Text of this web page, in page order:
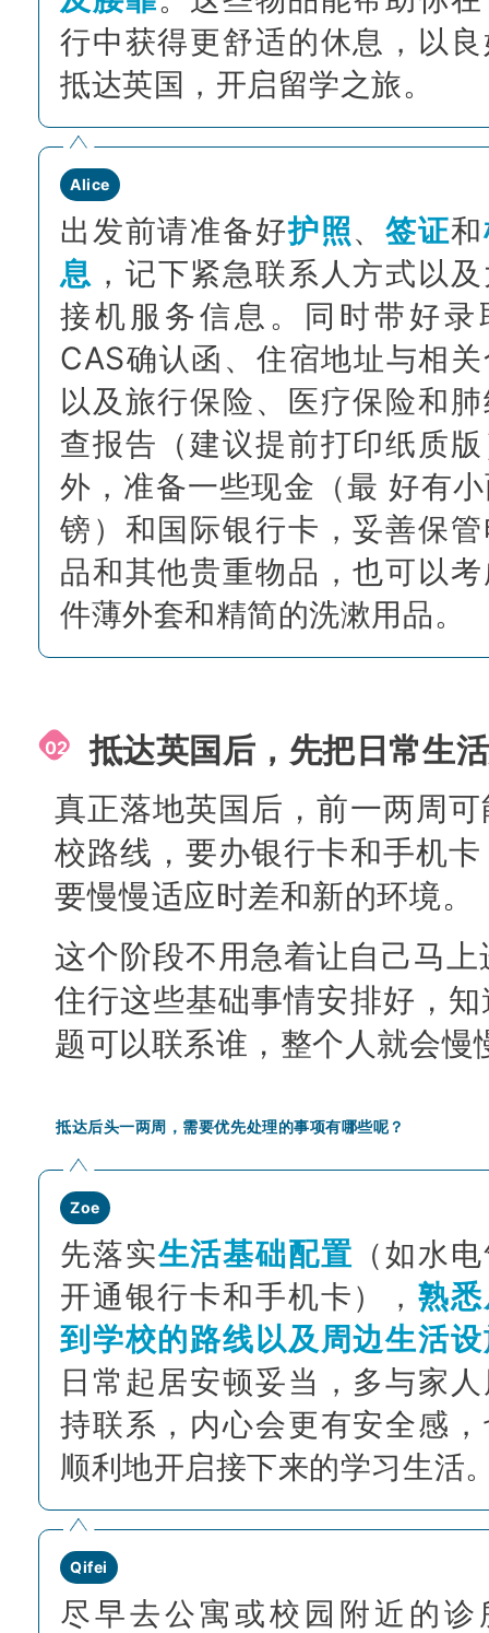
行中获得更舒适的休息，以
抵达英国，开启留学之旅。
Alice
出发前请准备好护照、签证和
息 ，记下紧急联系人方式以
接机服务信息。同时带好录
CAS确认函、住宿地址与相
以及旅行保险、医疗保险和
查报告（建议提前打印纸质
外，准备一些现金（最 好有
镑）和国际银行卡，妥善保
品和其他贵重物品，也可以
件薄外套和精简的洗漱用品。
02 抵达英国后，先把日常生
真正落地英国后，前一两周
校路线，要办银行卡和手机
要慢慢适应时差和新的环境。
这个阶段不用急着让自己马
住行这些基础事情安排好，
题可以联系谁，整个人就会慢
抵达后头一两周，需要优先处理的事项有哪些呢？
Zoe
先落实生活基础配置 （如水
开通银行卡和手机卡），熟
到学校的路线以及周边生活
日常起居安顿妥当，多与家
持联系，内心会更有安全感
顺利地开启接下来的学习生活
Qifei
尽早去公寓或校园附近的诊